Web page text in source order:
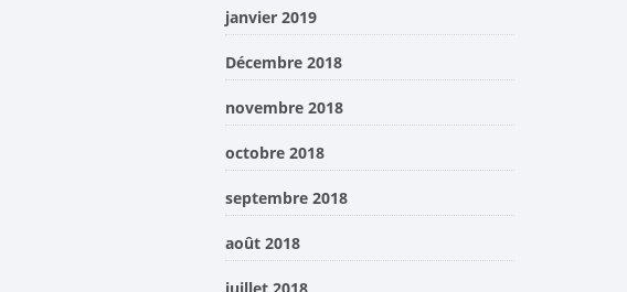
janvier 2019
Décembre 2018
novembre 2018
octobre 2018
septembre 2018
août 2018